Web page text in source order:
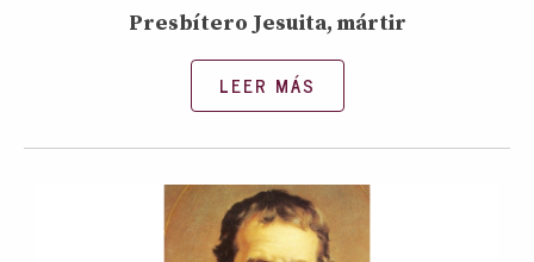
Presbítero Jesuita, mártir
LEER MÁS